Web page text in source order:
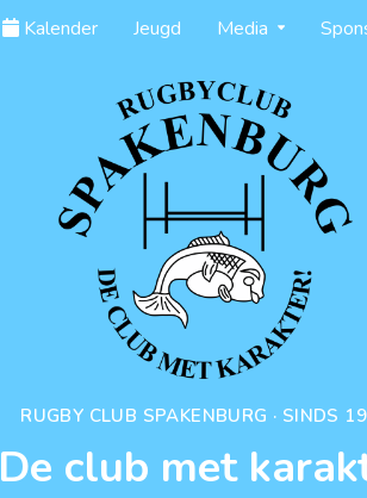
Kalender Jeugd Media
RUGBY CLUB SPAKENBURG · SINDS
De club met